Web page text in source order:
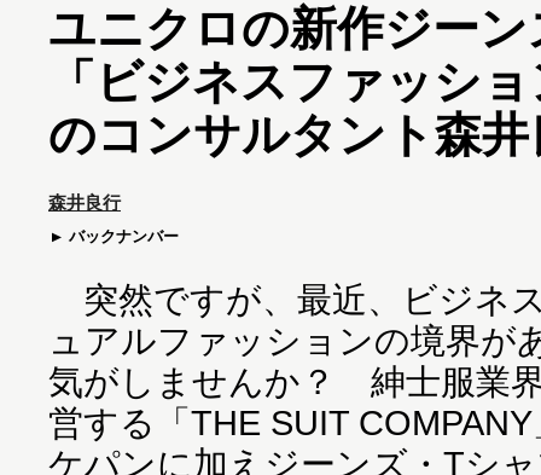
ユニクロの新作ジー
「ビジネスファッシ
のコンサルタント森井
森井良行
バックナンバー
突然ですが、最近、ビジネ
ュアルファッションの境界が
気がしませんか？ 紳士服業
営する「THE SUIT
ケパンに加えジーンズ・Tシ